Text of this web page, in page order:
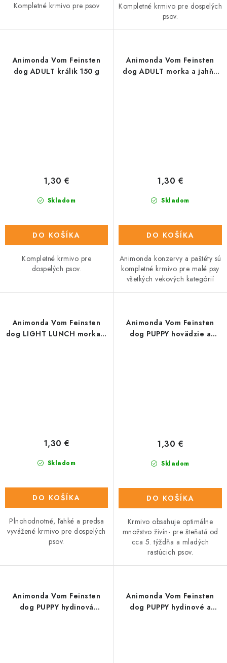
Kompletné krmivo pre psov
Kompletné krmivo pre dospelých
psov.
Animonda Vom Feinsten
dog ADULT králik 150 g
Skladom
1,30 €
DO KOŠÍKA
Kompletné krmivo pre
dospelých psov.
Animonda Vom Feinsten
dog ADULT morka a jahňa
Skladom
1,30 €
DO KOŠÍKA
Animonda konzervy a paštéty sú
kompletné krmivo pre malé psy
všetkých vekových kategórií
Animonda Vom Feinsten
dog LIGHT LUNCH morka a
Skladom
1,30 €
DO KOŠÍKA
Plnohodnotné, ľahké a predsa
vyvážené krmivo pre dospelých
psov.
Animonda Vom Feinsten
dog PUPPY hovädzie a
Skladom
1,30 €
DO KOŠÍKA
Krmivo obsahuje optimálne
množstvo živín- pre šteňatá od
cca 5. týždňa a mladých
rastúcich psov.
Animonda Vom Feinsten
dog PUPPY hydinová
Animonda Vom Feinsten
dog PUPPY hydinové a